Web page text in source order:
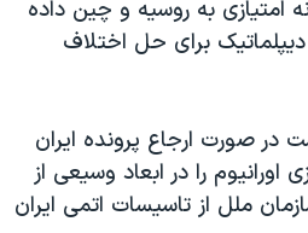
ایران
صلح
«سی‌پک»
امتيازی به روسيه و چين داده
برای حل اختلاف
در صورت ارجاع پرونده ايران
را در ابعاد وسيعی از
ملل از تاسيسات اتمی ايران